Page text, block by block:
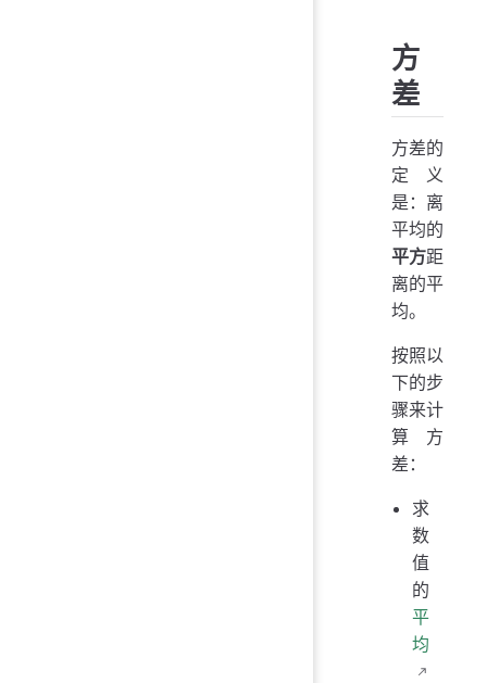
方
差
方差的
定义
是：离
平均的
平方距
离的平
均。
按照以
下的步
骤来计
算方
差：
求
数
值
的
平
均